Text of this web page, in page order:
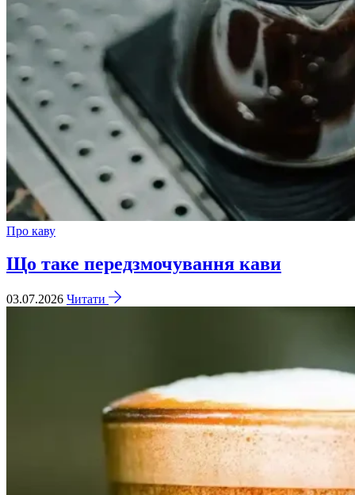
Про каву
Що таке передзмочування кави
03.07.2026 Читати